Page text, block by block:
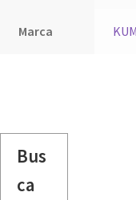
Marca
Bus
ca